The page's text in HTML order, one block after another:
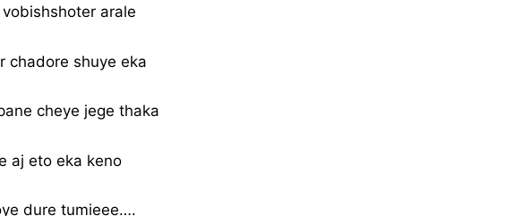
arale
chadore shuye eka
cheye jege thaka
aj eto eka keno
dure tumieee….